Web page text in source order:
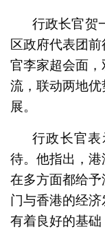
行政长官贺
区政府代表团
官李家超会面
流，联动两地
展。
行政长官
待。他指出，
在多方面都给
门与香港的经
有着良好的基础